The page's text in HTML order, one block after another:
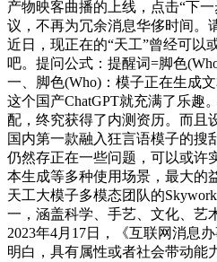
产物映客曲播的上线，点击“下
议，不再为冗余消息华侈时间。
近日，现正在的“天工”曾经可以
吧。提问公式：提醒词=脚色
一、脚色(Who)：模子正在生成
这个国产ChatGPT就充满了乐趣
配，终究获得了内测资历。而且
国内第一款融入狂言语模子的
仍然存正在一些问题，可以或许
本生成等多种使用场景，最大的
天工大模子多模态团队的
一，涵盖科学、手艺、文化、艺
2023年4月17日，《互联网消息
明白，具有属性或者社会带动能